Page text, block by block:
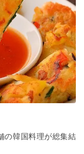
の韓国料理が総集結